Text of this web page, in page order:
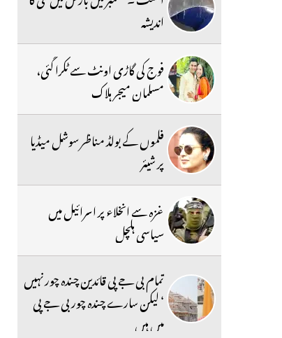
اندیشہ
فوج کی گاڑی اونٹ سے ٹکرا گئی،
مسلمان میجر ہلاک
فلموں کے بولڈ مناظر سوشل میڈیا
پر شیئر
غزہ سے انخلاء پر اسرائیل میں
سیاسی ہلچل
تمام بی جے پی قائدین چندہ چور نہیں
‘ لیکن سارے چندہ چور بی جے پی
میں ہیں